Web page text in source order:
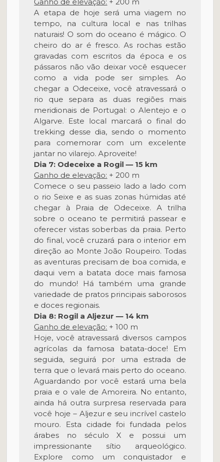
A etapa de hoje será uma viagem no
tempo, na cultura local e nas trilhas
naturais! O som do oceano é mágico. O
cheiro do ar é fresco. As rochas estão
gravadas com escritos da época e os
pássaros não vão deixar você esquecer
como a vida pode ser simples. Ao
chegar a Odeceixe, você atravessará o
rio que separa as duas regiões mais
meridionais de Portugal: o Alentejo e o
Algarve. Este local marcará o final do
trekking desse dia, sendo o momento
para comemorar com um excelente
jantar no vilarejo. Aproveite!
Dia 7: Odeceixe a Rogil — 15 km
Ganho de elevação: + 200 m
Comece o seu passeio lado a lado com
o rio Seixe e as suas zonas húmidas até
chegar à Praia de Odeceixe. A trilha
sobre o oceano te permitirá passear e
oferecer vistas soberbas da praia. Perto
do final, você cruzará para o interior em
direção ao Monte João Roupeiro. Todas
as aventuras precisam de boa comida, e
daqui vem a batata doce mais famosa
do mundo! Há também uma grande
variedade de pratos principais saborosos
e doces regionais.
Dia 8: Rogil a Aljezur — 14 km
Ganho de elevação: + 100 m
Hoje, você atravessará diversos campos
agrícolas da famosa batata-doce! Em
seguida, seguirá por uma estrada de
terra que o levará mais perto do oceano.
Aguardando por você estará uma bela
praia e o vale de Amoreira. No entanto,
ainda há outra surpresa reservada para
você hoje – Aljezur e seu incrível castelo
mouro. Esta cidade foi fundada pelos
árabes no século X e possui um
impressionante sítio arqueológico.
Explore como um conquistador e